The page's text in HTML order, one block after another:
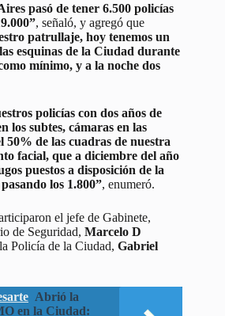
pasó de tener 6.500 policías
, señaló, y agregó que
patrullaje, hoy tenemos un
esquinas de la Ciudad durante
mínimo, y a la noche dos
policías con dos años de
los subtes, cámaras en las
50% de las cuadras de nuestra
facial, que a diciembre del año
puestos a disposición de la
los 1.800”, enumeró.
el jefe de Gabinete,
de Seguridad, Marcelo D
Policía de la Ciudad, Gabriel
Abrió la
en la Ciudad: